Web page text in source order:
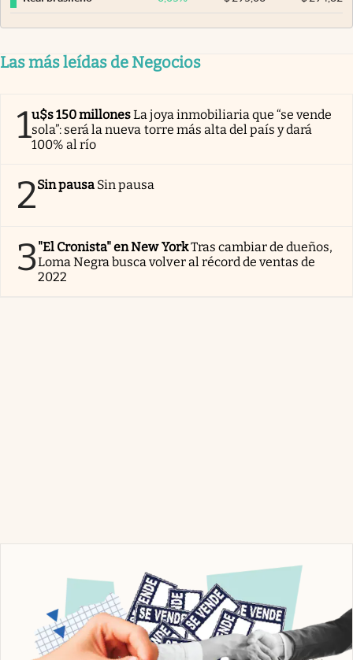
Las más leídas de Negocios
1u$s 150 millonesLa joya inmobiliaria que “se vende
sola”: será la nueva torre más alta del país y dará
100% al río
2Sin pausa Sin pausa
3"El Cronista" en New YorkTras cambiar de dueños,
Loma Negra busca volver al récord de ventas de
2022